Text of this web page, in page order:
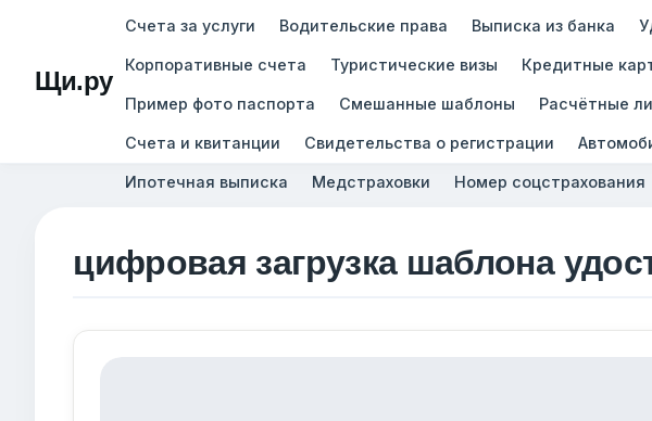
Щи.ру
Счета за услуги Водительские права Выписка из банка
Корпоративные счета Туристические визы Кредитные
Пример фото паспорта Смешанные шаблоны Расчётные
Счета и квитанции Свидетельства о регистрации
Ипотечная выписка Медстраховки Номер соцстрахования
цифровая загрузка шаблона